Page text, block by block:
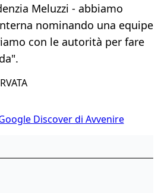
Meluzzi - abbiamo
nominando una equipe
con le autorità per fare
Discover di Avvenire